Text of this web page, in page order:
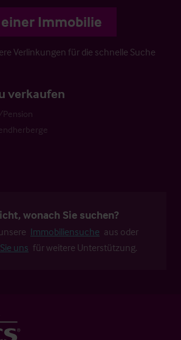
Immobilie
Verlinkungen für die schnelle Suche
verkaufen
wonach Sie suchen?
Immobiliensuche aus oder
uns für weitere Unterstützung.